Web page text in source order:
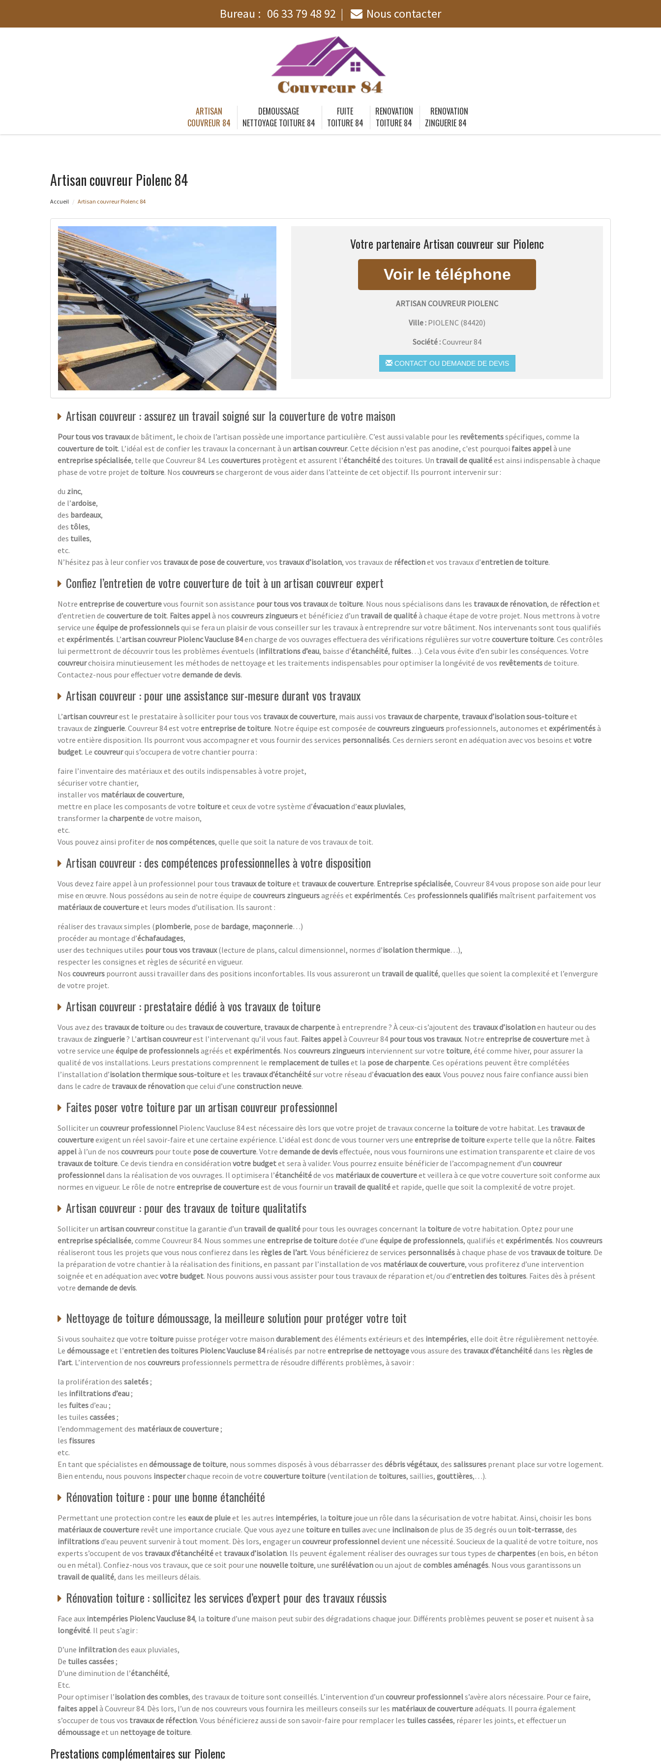
Bureau : 06 33 79 48 92 Nous contacter
ARTISAN
COUVREUR 84
DEMOUSSAGE
NETTOYAGE TOITURE 84
FUITE
TOITURE 84
RENOVATION
TOITURE 84
RENOVATION
ZINGUERIE 84
Artisan couvreur Piolenc 84
Accueil Artisan couvreur Piolenc 84
Votre partenaire Artisan couvreur sur Piolenc
ARTISAN COUVREUR PIOLENC
Ville : PIOLENC (84420)
Société :Couvreur 84
CONTACT OU DEMANDE DE DEVIS
Artisan couvreur : assurez un travail soigné sur la couverture de votre maison
Pour tous vos travauxde bâtiment, le choix de l’artisan possède une importance particulière. C’est aussi valable pour les revêtementsspécifiques, comme la
couverture de toit. L’idéal est de confier les travaux la concernant à un artisan couvreur. Cette décision n'est pas anodine, c'est pourquoi faites appelà une
entreprise spécialisée, telle que Couvreur 84. Les couvertures protègent et assurent l’étanchéitédes toitures. Un travail de qualitéest ainsi indispensable à chaque
phase de votre projet de toiture. Nos couvreursse chargeront de vous aider dans l’atteinte de cet objectif. Ils pourront intervenir sur :
du zinc,
de l’ardoise,
des bardeaux,
des tôles,
des tuiles,
etc.
N’hésitez pas à leur confier vos travaux de pose de couverture, vos travaux d’isolation, vos travaux de réfectionet vos travaux d’entretien de toiture.
Confiez l’entretien de votre couverture de toit à un artisan couvreur expert
Notre entreprise de couverturevous fournit son assistance pour tous vos travauxde toiture. Nous nous spécialisons dans les travaux de rénovation, de réfectionet
d’entretien de couverture de toit. Faites appelà nos couvreurs zingueurset bénéficiez d’un travail de qualitéà chaque étape de votre projet. Nous mettrons à votre
service une équipe de professionnelsqui se fera un plaisir de vous conseiller sur les travaux à entreprendre sur votre bâtiment. Nos intervenants sont tous qualifiés
et expérimentés. L’artisan couvreur Piolenc Vaucluse 84en charge de vos ouvrages effectuera des vérifications régulières sur votre couverture toiture. Ces contrôles
lui permettront de découvrir tous les problèmes éventuels (infiltrations d’eau, baisse d’étanchéité, fuites…). Cela vous évite d’en subir les conséquences. Votre
couvreurchoisira minutieusement les méthodes de nettoyage et les traitements indispensables pour optimiser la longévité de vos revêtementsde toiture.
Contactez-nous pour effectuer votre demande de devis.
Artisan couvreur : pour une assistance sur-mesure durant vos travaux
L’artisan couvreurest le prestataire à solliciter pour tous vos travaux de couverture, mais aussi vos travaux de charpente, travaux d’isolation sous-toitureet
travaux de zinguerie. Couvreur 84 est votre entreprise de toiture. Notre équipe est composée de couvreurs zingueurs professionnels, autonomes et expérimentésà
votre entière disposition. Ils pourront vous accompagner et vous fournir des services personnalisés. Ces derniers seront en adéquation avec vos besoins et votre
budget. Le couvreurqui s’occupera de votre chantier pourra :
faire l’inventaire des matériaux et des outils indispensables à votre projet,
sécuriser votre chantier,
installer vos matériaux de couverture,
mettre en place les composants de votre toitureet ceux de votre système d’évacuationd’eaux pluviales,
transformer la charpentede votre maison,
etc.
Vous pouvez ainsi profiter de nos compétences, quelle que soit la nature de vos travaux de toit.
Artisan couvreur : des compétences professionnelles à votre disposition
Vous devez faire appel à un professionnel pour tous travaux de toitureet travaux de couverture. Entreprise spécialisée, Couvreur 84 vous propose son aide pour leur
mise en œuvre. Nous possédons au sein de notre équipe de couvreurs zingueursagréés et expérimentés. Ces professionnels qualifiés maîtrisent parfaitement vos
matériaux de couvertureet leurs modes d’utilisation. Ils sauront :
réaliser des travaux simples (plomberie, pose de bardage, maçonnerie…)
procéder au montage d’échafaudages,
user des techniques utiles pour tous vos travaux(lecture de plans, calcul dimensionnel, normes d’isolation thermique…),
respecter les consignes et règles de sécurité en vigueur.
Nos couvreurs pourront aussi travailler dans des positions inconfortables. Ils vous assureront un travail de qualité, quelles que soient la complexité et l’envergure
de votre projet.
Artisan couvreur : prestataire dédié à vos travaux de toiture
Vous avez des travaux de toitureou des travaux de couverture, travaux de charpenteà entreprendre ? À ceux-ci s’ajoutent des travaux d’isolationen hauteur ou des
travaux de zinguerie? L’artisan couvreurest l’intervenant qu’il vous faut. Faites appelà Couvreur 84 pour tous vos travaux. Notre entreprise de couverture met à
votre service une équipe de professionnelsagréés et expérimentés. Nos couvreurs zingueurs interviennent sur votre toiture, été comme hiver, pour assurer la
qualité de vos installations. Leurs prestations comprennent le remplacement de tuileset la pose de charpente. Ces opérations peuvent être complétées
l’installation d’isolation thermique sous-toitureet les travaux d’étanchéitésur votre réseau d’évacuation des eaux. Vous pouvez nous faire confiance aussi bien
dans le cadre de travaux de rénovationque celui d’une construction neuve.
Faites poser votre toiture par un artisan couvreur professionnel
Solliciter un couvreur professionnel Piolenc Vaucluse 84 est nécessaire dès lors que votre projet de travaux concerne la toiturede votre habitat. Les travaux de
couvertureexigent un réel savoir-faire et une certaine expérience. L’idéal est donc de vous tourner vers une entreprise de toitureexperte telle que la nôtre. Faites
appelà l’un de nos couvreurs pour toute pose de couverture. Votre demande de deviseffectuée, nous vous fournirons une estimation transparente et claire de vos
travaux de toiture. Ce devis tiendra en considération votre budgetet sera à valider. Vous pourrez ensuite bénéficier de l’accompagnement d’un couvreur
professionneldans la réalisation de vos ouvrages. Il optimisera l’étanchéitéde vos matériaux de couvertureet veillera à ce que votre couverture soit conforme aux
normes en vigueur. Le rôle de notre entreprise de couvertureest de vous fournir un travail de qualitéet rapide, quelle que soit la complexité de votre projet.
Artisan couvreur : pour des travaux de toiture qualitatifs
Solliciter un artisan couvreurconstitue la garantie d’un travail de qualité pour tous les ouvrages concernant la toiturede votre habitation. Optez pour une
entreprise spécialisée, comme Couvreur 84. Nous sommes une entreprise de toituredotée d’une équipe de professionnels, qualifiés et expérimentés. Nos couvreurs
réaliseront tous les projets que vous nous confierez dans les règles de l’art. Vous bénéficierez de services personnalisésà chaque phase de vos travaux de toiture. De
la préparation de votre chantier à la réalisation des finitions, en passant par l’installation de vos matériaux de couverture, vous profiterez d’une intervention
soignée et en adéquation avecvotre budget. Nous pouvons aussi vous assister pour tous travaux de réparation et/ou d’entretien des toitures. Faites dès à présent
votre demande de devis.
Nettoyage de toiture démoussage, la meilleure solution pour protéger votre toit
Si vous souhaitez que votre toiture puisse protéger votre maison durablementdes éléments extérieurs et des intempéries, elle doit être régulièrement nettoyée.
Le démoussageet l’entretien des toitures Piolenc Vaucluse 84réalisés par notre entreprise de nettoyagevous assure des travaux d’étanchéitédans les règles de
l’art. L’intervention de nos couvreurs professionnels permettra de résoudre différents problèmes, à savoir :
la prolifération des saletés ;
les infiltrations d’eau ;
les fuitesd’eau ;
les tuiles cassées ;
l’endommagement des matériaux de couverture ;
les fissures
etc.
En tant que spécialistes en démoussage de toiture, nous sommes disposés à vous débarrasser des débris végétaux, des salissures prenant place sur votre logement.
Bien entendu, nous pouvons inspecterchaque recoin de votre couverture toiture (ventilation de toitures, saillies, gouttières,…).
Rénovation toiture : pour une bonne étanchéité
Permettant une protection contre les eaux de pluieet les autres intempéries, la toiture joue un rôle dans la sécurisation de votre habitat. Ainsi, choisir les bons
matériaux de couverture revêt une importance cruciale. Que vous ayez une toiture en tuilesavec une inclinaisonde plus de 35 degrés ou un toit-terrasse, des
infiltrationsd’eau peuvent survenir à tout moment. Dès lors, engager un couvreur professionneldevient une nécessité. Soucieux de la qualité de votre toiture, nos
experts s’occupent de vos travaux d’étanchéitéet travaux d’isolation. Ils peuvent également réaliser des ouvrages sur tous types de charpentes (en bois, en béton
ou en métal). Confiez-nous vos travaux, que ce soit pour une nouvelle toiture, une surélévationou un ajout de combles aménagés. Nous vous garantissons un
travail de qualité, dans les meilleurs délais.
Rénovation toiture : sollicitez les services d’expert pour des travaux réussis
Face aux intempéries Piolenc Vaucluse 84, la toitured’une maison peut subir des dégradations chaque jour. Différents problèmes peuvent se poser et nuisent à sa
longévité. Il peut s’agir :
D’une infiltrationdes eaux pluviales,
De tuiles cassées ;
D’une diminution de l’étanchéité,
Etc.
Pour optimiser l’isolation des combles, des travaux de toiture sont conseillés. L’intervention d’un couvreur professionnels’avère alors nécessaire. Pour ce faire,
faites appelà Couvreur 84. Dès lors, l’un de nos couvreurs vous fournira les meilleurs conseils sur les matériaux de couvertureadéquats. Il pourra également
s’occuper de tous vos travaux de réfection. Vous bénéficierez aussi de son savoir-faire pour remplacer les tuiles cassées, réparer les joints, et effectuer un
démoussageet un nettoyage de toiture.
Prestations complémentaires sur Piolenc